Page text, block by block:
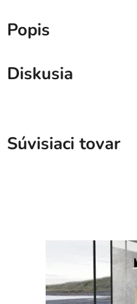
Popis
Diskusia
Súvisiaci tovar